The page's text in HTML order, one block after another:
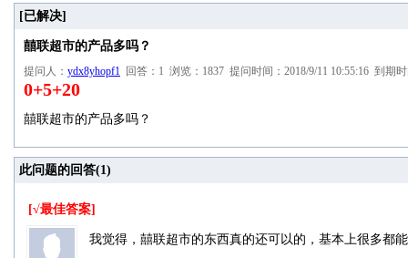
[已解决]
囍联超市的产品多吗？
提问人： ydx8yhopf1 回答：1 浏览：1837 提问时间：2018/9/11 10:55:16 到期
0+5+20
囍联超市的产品多吗？
此问题的回答(1)
[√最佳答案]
我觉得，囍联超市的东西真的还可以的，基本上很多都